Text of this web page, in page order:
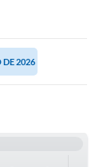
DE 2026